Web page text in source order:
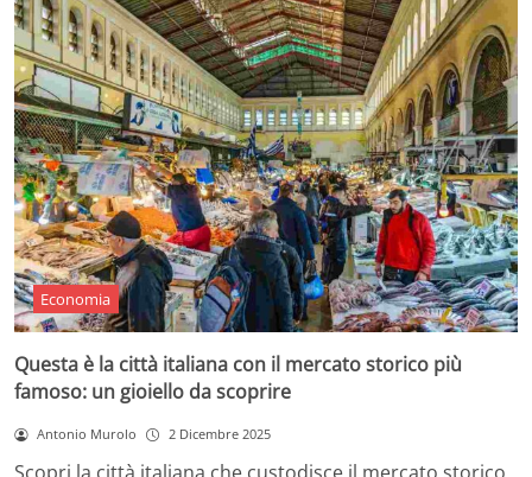
Economia
Questa è la città italiana con il mercato storico più
famoso: un gioiello da scoprire
Antonio Murolo 2 Dicembre 2025